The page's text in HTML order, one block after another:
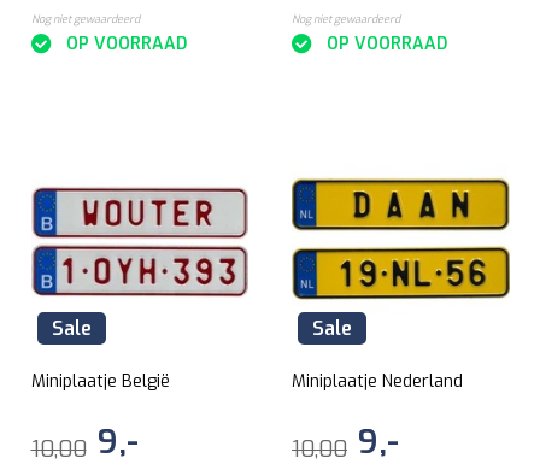
Nog niet gewaardeerd
OP VOORRAAD
Nog niet gewaardeerd
OP VOORRAAD
Sale
Miniplaatje België
10,00 9,-
Sale
Miniplaatje Nederland
10,00 9,-